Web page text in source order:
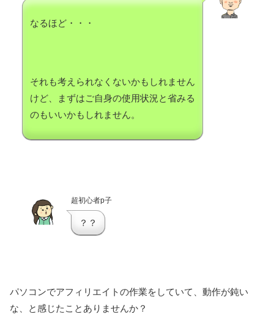
なるほど・・・
それも考えられなくないかもしれません
けど、まずはご自身の使用状況と省みる
のもいいかもしれません。
超初心者p子
？？
パソコンでアフィリエイトの作業をしていて、動作が鈍い
な、と感じたことありませんか？